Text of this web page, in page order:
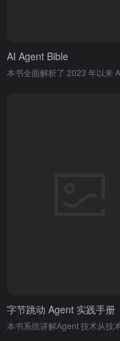
AI Agent Bible
字节跳动 Agent 实践手册